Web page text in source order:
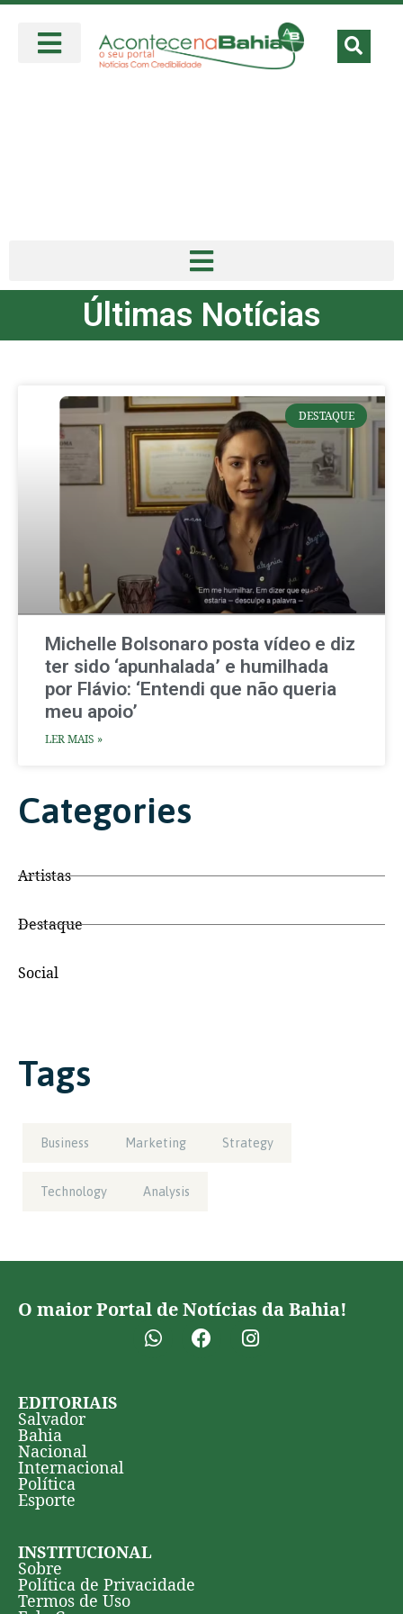
Últimas Notícias
DESTAQUE
Michelle Bolsonaro posta vídeo e diz
ter sido ‘apunhalada’ e humilhada
por Flávio: ‘Entendi que não queria
meu apoio’
LER MAIS »
Categories
Artistas
Destaque
Social
Tags
Business Marketing Strategy
Technology Analysis
O maior Portal de Notícias da Bahia!
EDITORIAIS
Salvador
Bahia
Nacional
Internacional
Política
Esporte
INSTITUCIONAL
Sobre
Política de Privacidade
Termos de Uso